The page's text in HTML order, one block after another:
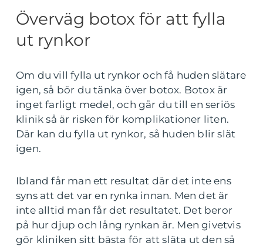
Överväg botox för att fylla
ut rynkor
Om du vill fylla ut rynkor och få huden slätare
igen, så bör du tänka över botox. Botox är
inget farligt medel, och går du till en seriös
klinik så är risken för komplikationer liten.
Där kan du fylla ut rynkor, så huden blir slät
igen.
Ibland får man ett resultat där det inte ens
syns att det var en rynka innan. Men det är
inte alltid man får det resultatet. Det beror
på hur djup och lång rynkan är. Men givetvis
gör kliniken sitt bästa för att släta ut den så